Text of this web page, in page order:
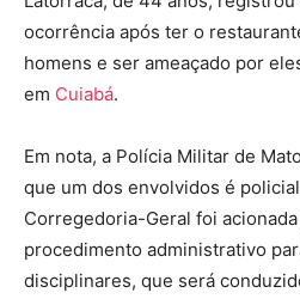
ocorrência após ter o
homens e ser ameaçado por
em Cuiabá.
Em nota, a Polícia Militar de
que um dos envolvidos é
Corregedoria-Geral foi
procedimento administrativo
disciplinares, que será